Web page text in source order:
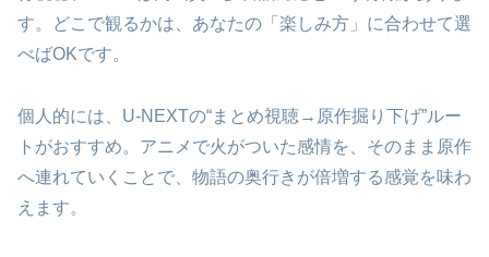
す。どこで観るかは、あなたの「楽しみ方」に合わせて選
べばOKです。
個人的には、U-NEXTの“まとめ視聴→原作掘り下げ”ルー
トがおすすめ。アニメで火がついた感情を、そのまま原作
へ連れていくことで、物語の奥行きが倍増する感覚を味わ
えます。